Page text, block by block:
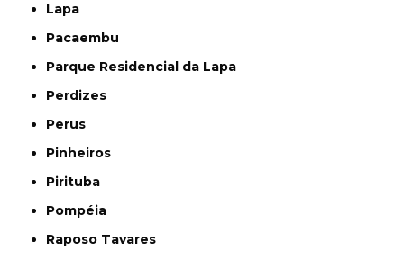
Lapa
Pacaembu
Parque Residencial da Lapa
Perdizes
Perus
Pinheiros
Pirituba
Pompéia
Raposo Tavares